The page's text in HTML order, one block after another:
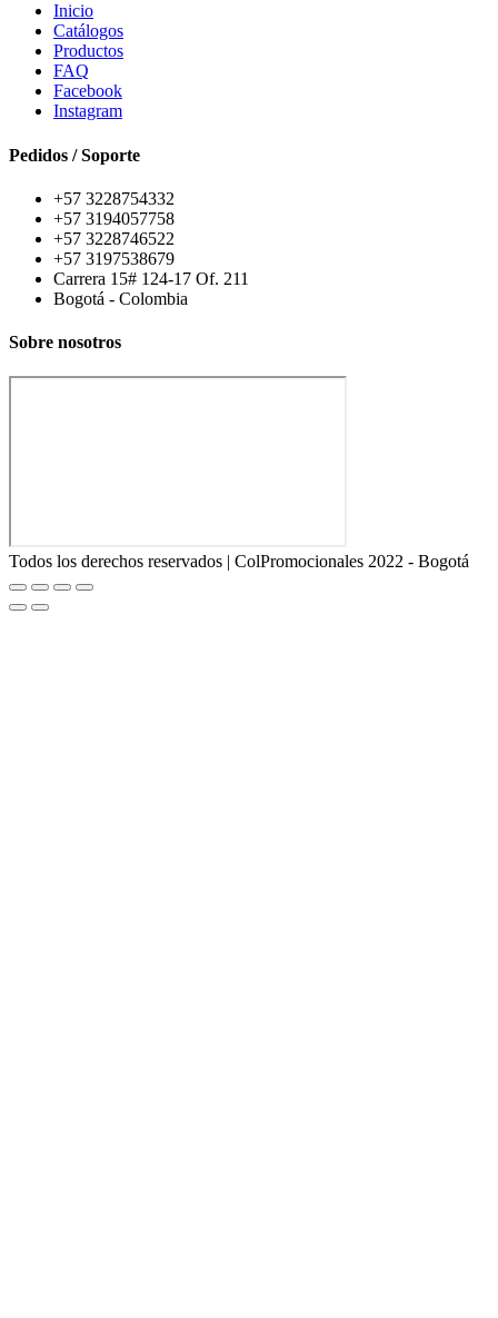
Inicio
Catálogos
Productos
FAQ
Facebook
Instagram
Pedidos / Soporte
+57 3228754332
+57 3194057758
+57 3228746522
+57 3197538679
Carrera 15# 124-17 Of. 211
Bogotá - Colombia
Sobre nosotros
Todos los derechos reservados | ColPromocionales 2022 - Bogotá